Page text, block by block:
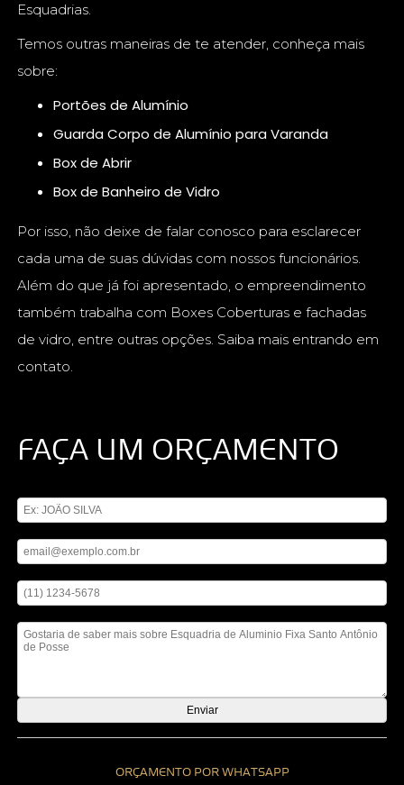
Esquadrias.
Temos outras maneiras de te atender, conheça mais
sobre:
Portões de Alumínio
Guarda Corpo de Alumínio para Varanda
Box de Abrir
Box de Banheiro de Vidro
Por isso, não deixe de falar conosco para esclarecer
cada uma de suas dúvidas com nossos funcionários.
Além do que já foi apresentado, o empreendimento
também trabalha com Boxes Coberturas e fachadas
de vidro, entre outras opções. Saiba mais entrando em
contato.
FAÇA UM ORÇAMENTO
ORÇAMENTO POR WHATSAPP